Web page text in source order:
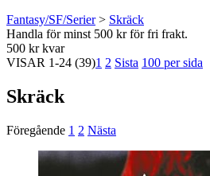
Fantasy/SF/Serier> Skräck
Handla för minst 500 kr för fri frakt.
500 kr kvar
VISAR 1-24 (39)1 2 Sista 100 per sida
Skräck
Föregående 1 2 Nästa